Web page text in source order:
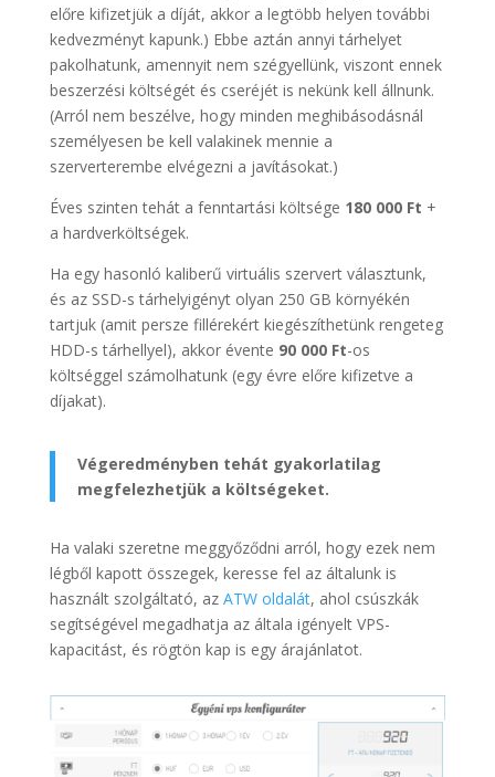
előre kifizetjük a díját, akkor a legtöbb helyen további
kedvezményt kapunk.) Ebbe aztán annyi tárhelyet
pakolhatunk, amennyit nem szégyellünk, viszont ennek
beszerzési költségét és cseréjét is nekünk kell állnunk.
(Arról nem beszélve, hogy minden meghibásodásnál
személyesen be kell valakinek mennie a
szerverterembe elvégezni a javításokat.)
Éves szinten tehát a fenntartási költsége 180 000 Ft +
a hardverköltségek.
Ha egy hasonló kaliberű virtuális szervert választunk,
és az SSD-s tárhelyigényt olyan 250 GB környékén
tartjuk (amit persze fillérekért kiegészíthetünk rengeteg
HDD-s tárhellyel), akkor évente 90 000 Ft-os
költséggel számolhatunk (egy évre előre kifizetve a
díjakat).
Végeredményben tehát gyakorlatilag
megfelezhetjük a költségeket.
Ha valaki szeretne meggyőződni arról, hogy ezek nem
légből kapott összegek, keresse fel az általunk is
használt szolgáltató, az ATW oldalát, ahol csúszkák
segítségével megadhatja az általa igényelt VPS-
kapacitást, és rögtön kap is egy árajánlatot.